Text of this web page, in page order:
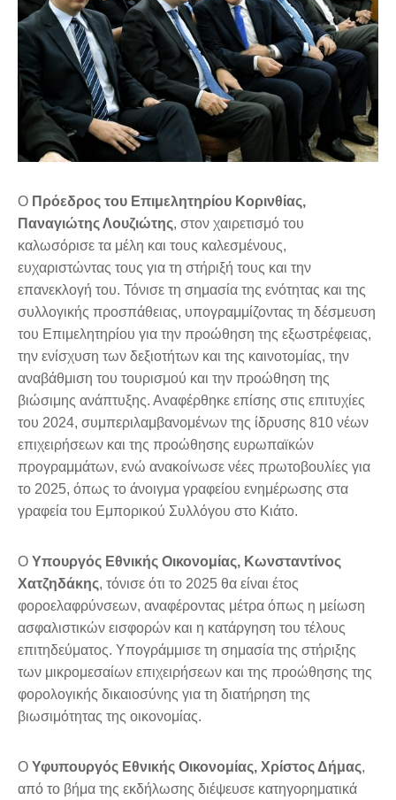
Ο Πρόεδρος του Επιμελητηρίου Κορινθίας,
Παναγιώτης Λουζιώτης, στον χαιρετισμό του
καλωσόρισε τα μέλη και τους καλεσμένους,
ευχαριστώντας τους για τη στήριξή τους και την
επανεκλογή του. Τόνισε τη σημασία της ενότητας και της
συλλογικής προσπάθειας, υπογραμμίζοντας τη δέσμευση
του Επιμελητηρίου για την προώθηση της εξωστρέφειας,
την ενίσχυση των δεξιοτήτων και της καινοτομίας, την
αναβάθμιση του τουρισμού και την προώθηση της
βιώσιμης ανάπτυξης. Αναφέρθηκε επίσης στις επιτυχίες
του 2024, συμπεριλαμβανομένων της ίδρυσης 810 νέων
επιχειρήσεων και της προώθησης ευρωπαϊκών
προγραμμάτων, ενώ ανακοίνωσε νέες πρωτοβουλίες για
το 2025, όπως το άνοιγμα γραφείου ενημέρωσης στα
γραφεία του Εμπορικού Συλλόγου στο Κιάτο.
Ο Υπουργός Εθνικής Οικονομίας, Κωνσταντίνος
Χατζηδάκης, τόνισε ότι το 2025 θα είναι έτος
φοροελαφρύνσεων, αναφέροντας μέτρα όπως η μείωση
ασφαλιστικών εισφορών και η κατάργηση του τέλους
επιτηδεύματος. Υπογράμμισε τη σημασία της στήριξης
των μικρομεσαίων επιχειρήσεων και της προώθησης της
φορολογικής δικαιοσύνης για τη διατήρηση της
βιωσιμότητας της οικονομίας.
Ο Υφυπουργός Εθνικής Οικονομίας, Χρίστος Δήμας,
από το βήμα της εκδήλωσης διέψευσε κατηγορηματικά